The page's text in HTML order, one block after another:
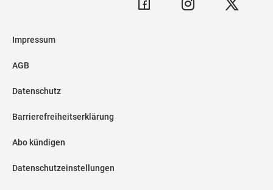
Impressum
AGB
Datenschutz
Barrierefreiheitserklärung
Abo kündigen
Datenschutzeinstellungen